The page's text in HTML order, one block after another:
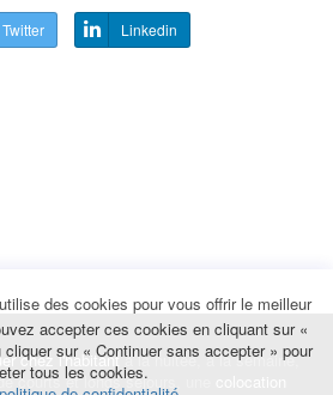
Twitter Linkedin
chez l'habitantà la nuitée, à la semaine,
courts et longs séjours, une
des cookies pour vous offrir le meilleur
accepter ces cookies en cliquant sur «
sur « Continuer sans accepter » pour
tous les cookies.